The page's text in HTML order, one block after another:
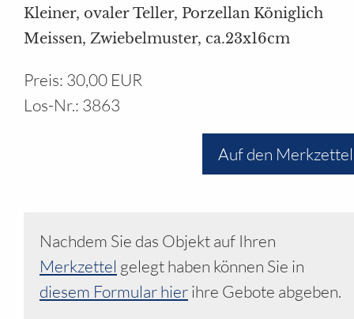
Ihr Bereich
Kleiner, ovaler Teller, Porzellan Königlich
Meissen, Zwiebelmuster, ca.23x16cm
Preis: 30,00 EUR
Los-Nr.: 3863
Auf den Merkzettel
Nachdem Sie das Objekt auf Ihren
Merkzettel gelegt haben können Sie in
diesem Formular hierihre Gebote abgeben.